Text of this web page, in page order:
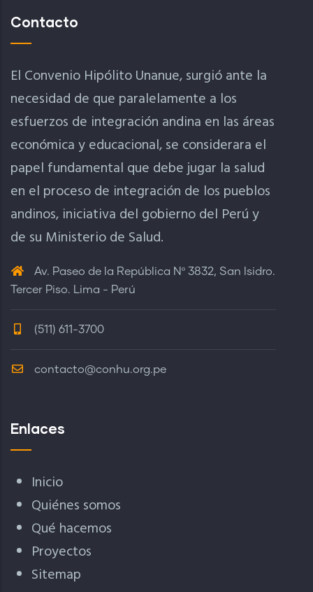
Contacto
El Convenio Hipólito Unanue, surgió ante la
necesidad de que paralelamente a los
esfuerzos de integración andina en las áreas
económica y educacional, se considerara el
papel fundamental que debe jugar la salud
en el proceso de integración de los pueblos
andinos, iniciativa del gobierno del Perú y
de su Ministerio de Salud.
Av. Paseo de la República Nº 3832, San Isidro.
Tercer Piso. Lima - Perú
(511) 611-3700
contacto@conhu.org.pe
Enlaces
Inicio
Quiénes somos
Qué hacemos
Proyectos
Sitemap